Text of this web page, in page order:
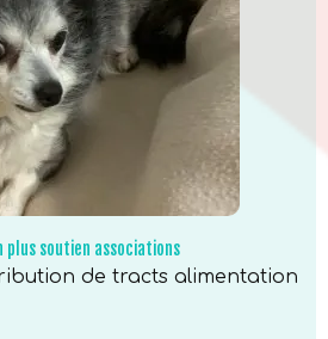
plus soutien associations
de tracts alimentation